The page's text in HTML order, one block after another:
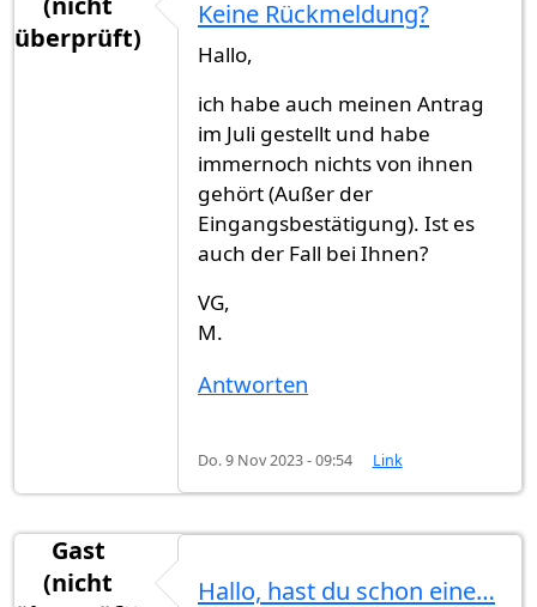
überprüft)
Keine Rückmeldung?
Hallo,
ich habe auch meinen Antrag
im Juli gestellt und habe
immernoch nichts von ihnen
gehört (Außer der
Eingangsbestätigung). Ist es
auch der Fall bei Ihnen?
VG,
M.
Antworten
Do. 9 Nov 2023 - 09:54 Link
Gast
(nicht
Hallo, hast du schon eine…